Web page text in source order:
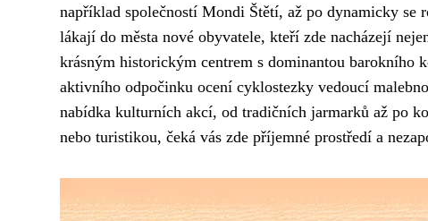
například společností Mondi Štětí, až po dynamicky se
lákají do města nové obyvatele, kteří zde nacházejí
krásným historickým centrem s dominantou barokního
aktivního odpočinku ocení cyklostezky vedoucí
nabídka kulturních akcí, od tradičních jarmarků až po
nebo turistikou, čeká vás zde příjemné prostředí a